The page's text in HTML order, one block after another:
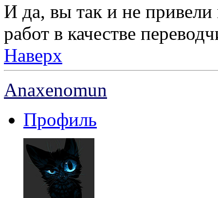
И да, вы так и не
работ в качестве
Наверх
Anaxenomun
Профиль